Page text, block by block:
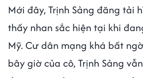
Mới đây, Trịnh Sảng đăng tải
thấy nhan sắc hiện tại khi
Mỹ. Cư dân mạng khá bất
bây giờ của cô, Trịnh Sảng